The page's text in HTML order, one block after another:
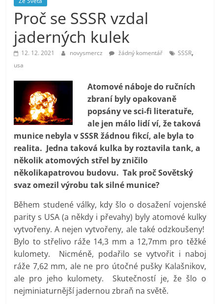
prospívá?
Proč se SSSR vzdal
jaderných kulek
12. 12. 2021 novysmercz žádný komentář SSSR,
usa
Atomové náboje do ručních
zbraní byly opakovaně
popsány ve sci-fi literatuře,
ale jen málo lidí ví, že taková
munice nebyla v SSSR žádnou fikcí, ale byla to
realita. Jedna taková kulka by roztavila tank, a
několik atomových střel by zničilo
několikapatrovou budovu. Tak proč Sovětský
svaz omezil výrobu tak silné munice?
Během studené války, kdy šlo o dosažení vojenské
parity s USA (a někdy i převahy) byly atomové kulky
vytvořeny. A nejen vytvořeny, ale také odzkoušeny!
Bylo to střelivo ráže 14,3 mm a 12,7mm pro těžké
kulomety. Nicméně, podařilo se vytvořit i naboj
ráže 7,62 mm, ale ne pro útočné pušky Kalašnikov,
ale pro jeho kulomety. Skutečností je, že šlo o
nejminiaturnější jadernou zbraň na světě.